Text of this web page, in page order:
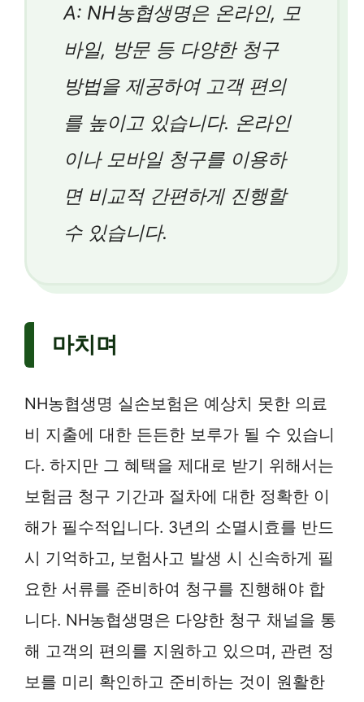
A: NH농협생명은 온라인, 모
바일, 방문 등 다양한 청구
방법을 제공하여 고객 편의
를 높이고 있습니다. 온라인
이나 모바일 청구를 이용하
면 비교적 간편하게 진행할
수 있습니다.
마치며
NH농협생명 실손보험은 예상치 못한 의료
비 지출에 대한 든든한 보루가 될 수 있습니
다. 하지만 그 혜택을 제대로 받기 위해서는
보험금 청구 기간과 절차에 대한 정확한 이
해가 필수적입니다. 3년의 소멸시효를 반드
시 기억하고, 보험사고 발생 시 신속하게 필
요한 서류를 준비하여 청구를 진행해야 합
니다. NH농협생명은 다양한 청구 채널을 통
해 고객의 편의를 지원하고 있으며, 관련 정
보를 미리 확인하고 준비하는 것이 원활한